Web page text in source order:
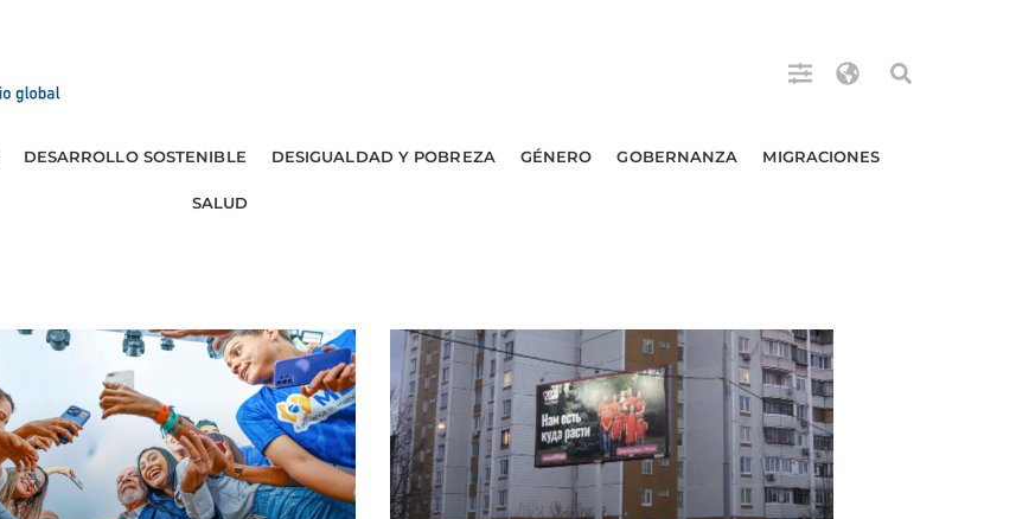
DESARROLLO SOSTENIBLE DESIGUALDAD Y POBREZA GÉNERO GOBERNANZA MIGRACIONES
SALUD